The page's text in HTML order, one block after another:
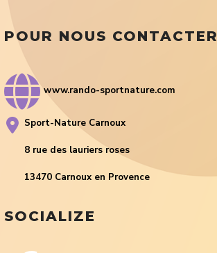
POUR NOUS CONTACTER
www.rando-sportnature.com
Sport-Nature Carnoux
8 rue des lauriers roses
13470 Carnoux en Provence
SOCIALIZE